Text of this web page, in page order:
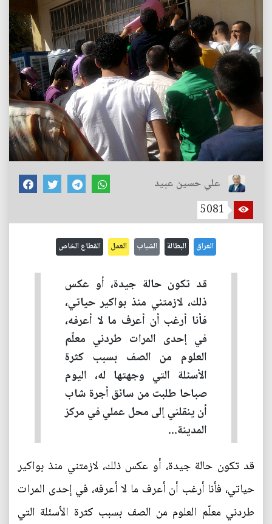
علي حسين عبيد
5081
العراق البطالة الشباب العمل القطاع الخاص
قد تكون حالة جيدة، أو عكس
ذلك، لازمتني منذ بواكير حياتي،
فأنا أرغب أن أعرف ما لا أعرفه،
في إحدى المرات طردني معلّم
العلوم من الصف بسبب كثرة
الأسئلة التي وجهتها له، اليوم
صباحا طلبت من سائق أجرة شاب
أن ينقلني إلى محل عملي في مركز
المدينة...
قد تكون حالة جيدة، أو عكس ذلك، لازمتني منذ بواكير
حياتي، فأنا أرغب أن أعرف ما لا أعرفه، في إحدى المرات
طردني معلّم العلوم من الصف بسبب كثرة الأسئلة التي